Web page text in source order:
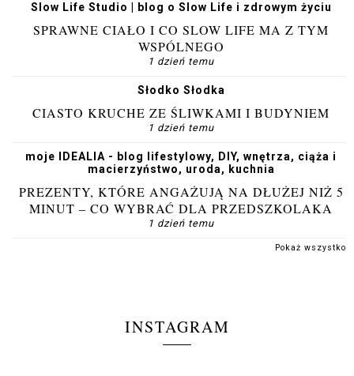
Slow Life Studio | blog o Slow Life i zdrowym życiu
SPRAWNE CIAŁO I CO SLOW LIFE MA Z TYM
WSPÓLNEGO
1 dzień temu
Słodko Słodka
CIASTO KRUCHE ZE ŚLIWKAMI I BUDYNIEM
1 dzień temu
moje IDEALIA - blog lifestylowy, DIY, wnętrza, ciąża i
macierzyństwo, uroda, kuchnia
PREZENTY, KTÓRE ANGAŻUJĄ NA DŁUŻEJ NIŻ 5
MINUT – CO WYBRAĆ DLA PRZEDSZKOLAKA
1 dzień temu
Pokaż wszystko
INSTAGRAM